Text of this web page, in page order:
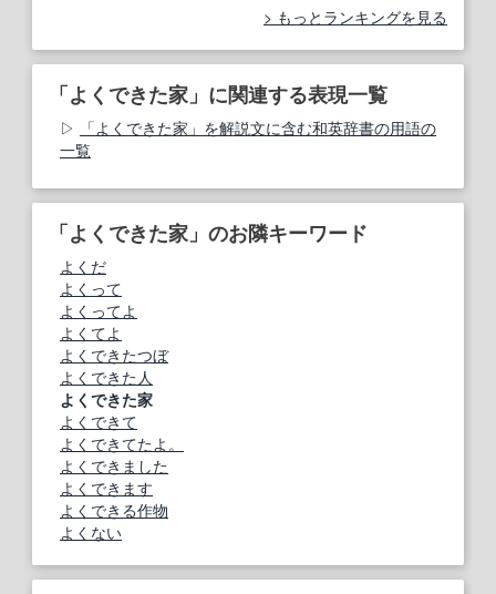
もっとランキングを見る
「よくできた家」に関連する表現一覧
「よくできた家」を解説文に含む和英辞書の用語の
一覧
「よくできた家」のお隣キーワード
よくだ
よくって
よくってよ
よくてよ
よくできたつぼ
よくできた人
よくできた家
よくできて
よくできてたよ。
よくできました
よくできます
よくできる作物
よくない